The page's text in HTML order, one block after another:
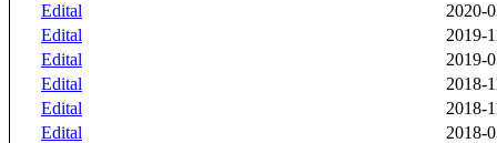
Edital
2020-
Edital
2019-
Edital
2019-
Edital
2018-
Edital
2018-
Edital
2018-